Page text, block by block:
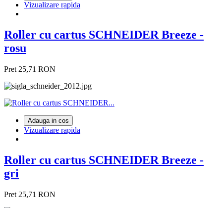
Vizualizare rapida
Roller cu cartus SCHNEIDER Breeze -
rosu
Pret 25,71 RON
Adauga in cos
Vizualizare rapida
Roller cu cartus SCHNEIDER Breeze -
gri
Pret 25,71 RON